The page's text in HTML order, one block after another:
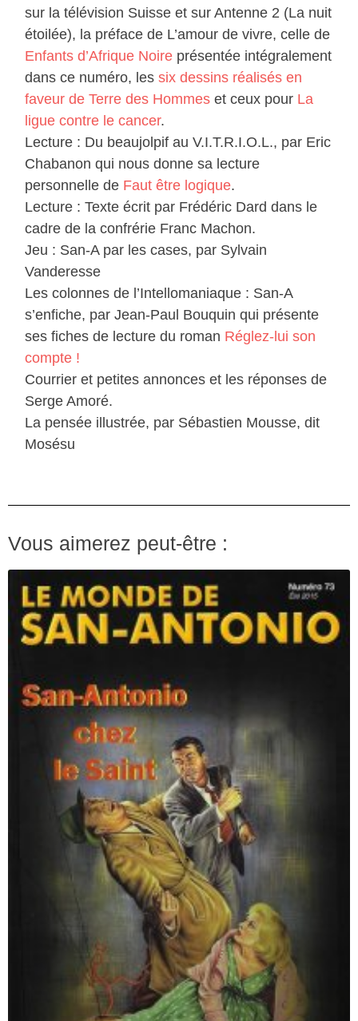
sur la télévision Suisse et sur Antenne 2 (La nuit
étoilée), la préface de L’amour de vivre, celle de
Enfants d’Afrique Noire présentée intégralement
dans ce numéro, lessix dessins réalisés en
faveur de Terre des Hommeset ceux pour La
ligue contre le cancer.
Lecture : Du beaujolpif au V.I.T.R.I.O.L., par Eric
Chabanon qui nous donne sa lecture
personnelle de Faut être logique.
Lecture : Texte écrit par Frédéric Dard dans le
cadre de la confrérie Franc Machon.
Jeu : San-A par les cases, par Sylvain
Vanderesse
Les colonnes de l’Intellomaniaque : San-A
s’enfiche, par Jean-Paul Bouquin qui présente
ses fiches de lecture du roman Réglez-lui son
compte !
Courrier et petites annonces et les réponses de
Serge Amoré.
La pensée illustrée, par Sébastien Mousse, dit
Mosésu
Vous aimerez peut-être :